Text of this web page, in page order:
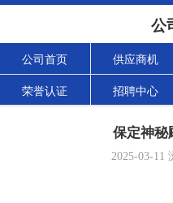
公
公司首页 供应商机
荣誉认证 招聘中心
保定神秘
2025-03-11